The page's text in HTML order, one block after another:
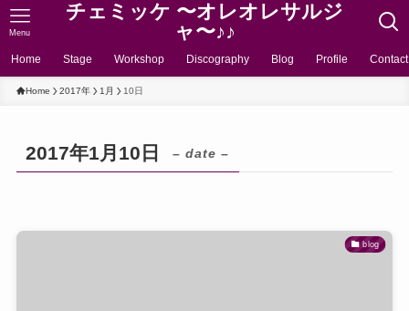
チェミッケ 〜オレオレサルジ
ャ〜♪♪
Menu
Home Stage Workshop Discography Blog Profile Contact
Home 2017年 1月 10日
2017年1月10日 – date –
blog